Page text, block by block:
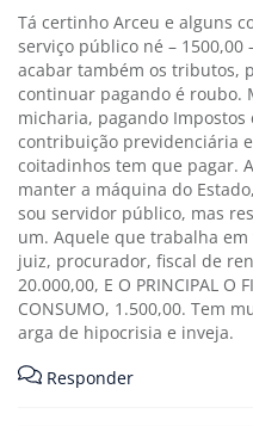
Tá certinho Arceu e alguns
serviço público né – 1500,00
acabar também os tributos,
continuar pagando é roubo.
micharia, pagando
contribuição previdenciária
coitadinhos tem que pagar.
manter a máquina do
sou servidor público, mas
um. Aquele que trabalha
juiz, procurador, fiscal de
20.000,00, E O PRINCIPAL O
CONSUMO, 1.500,00. Tem
arga de hipocrisia e inveja.
Responder